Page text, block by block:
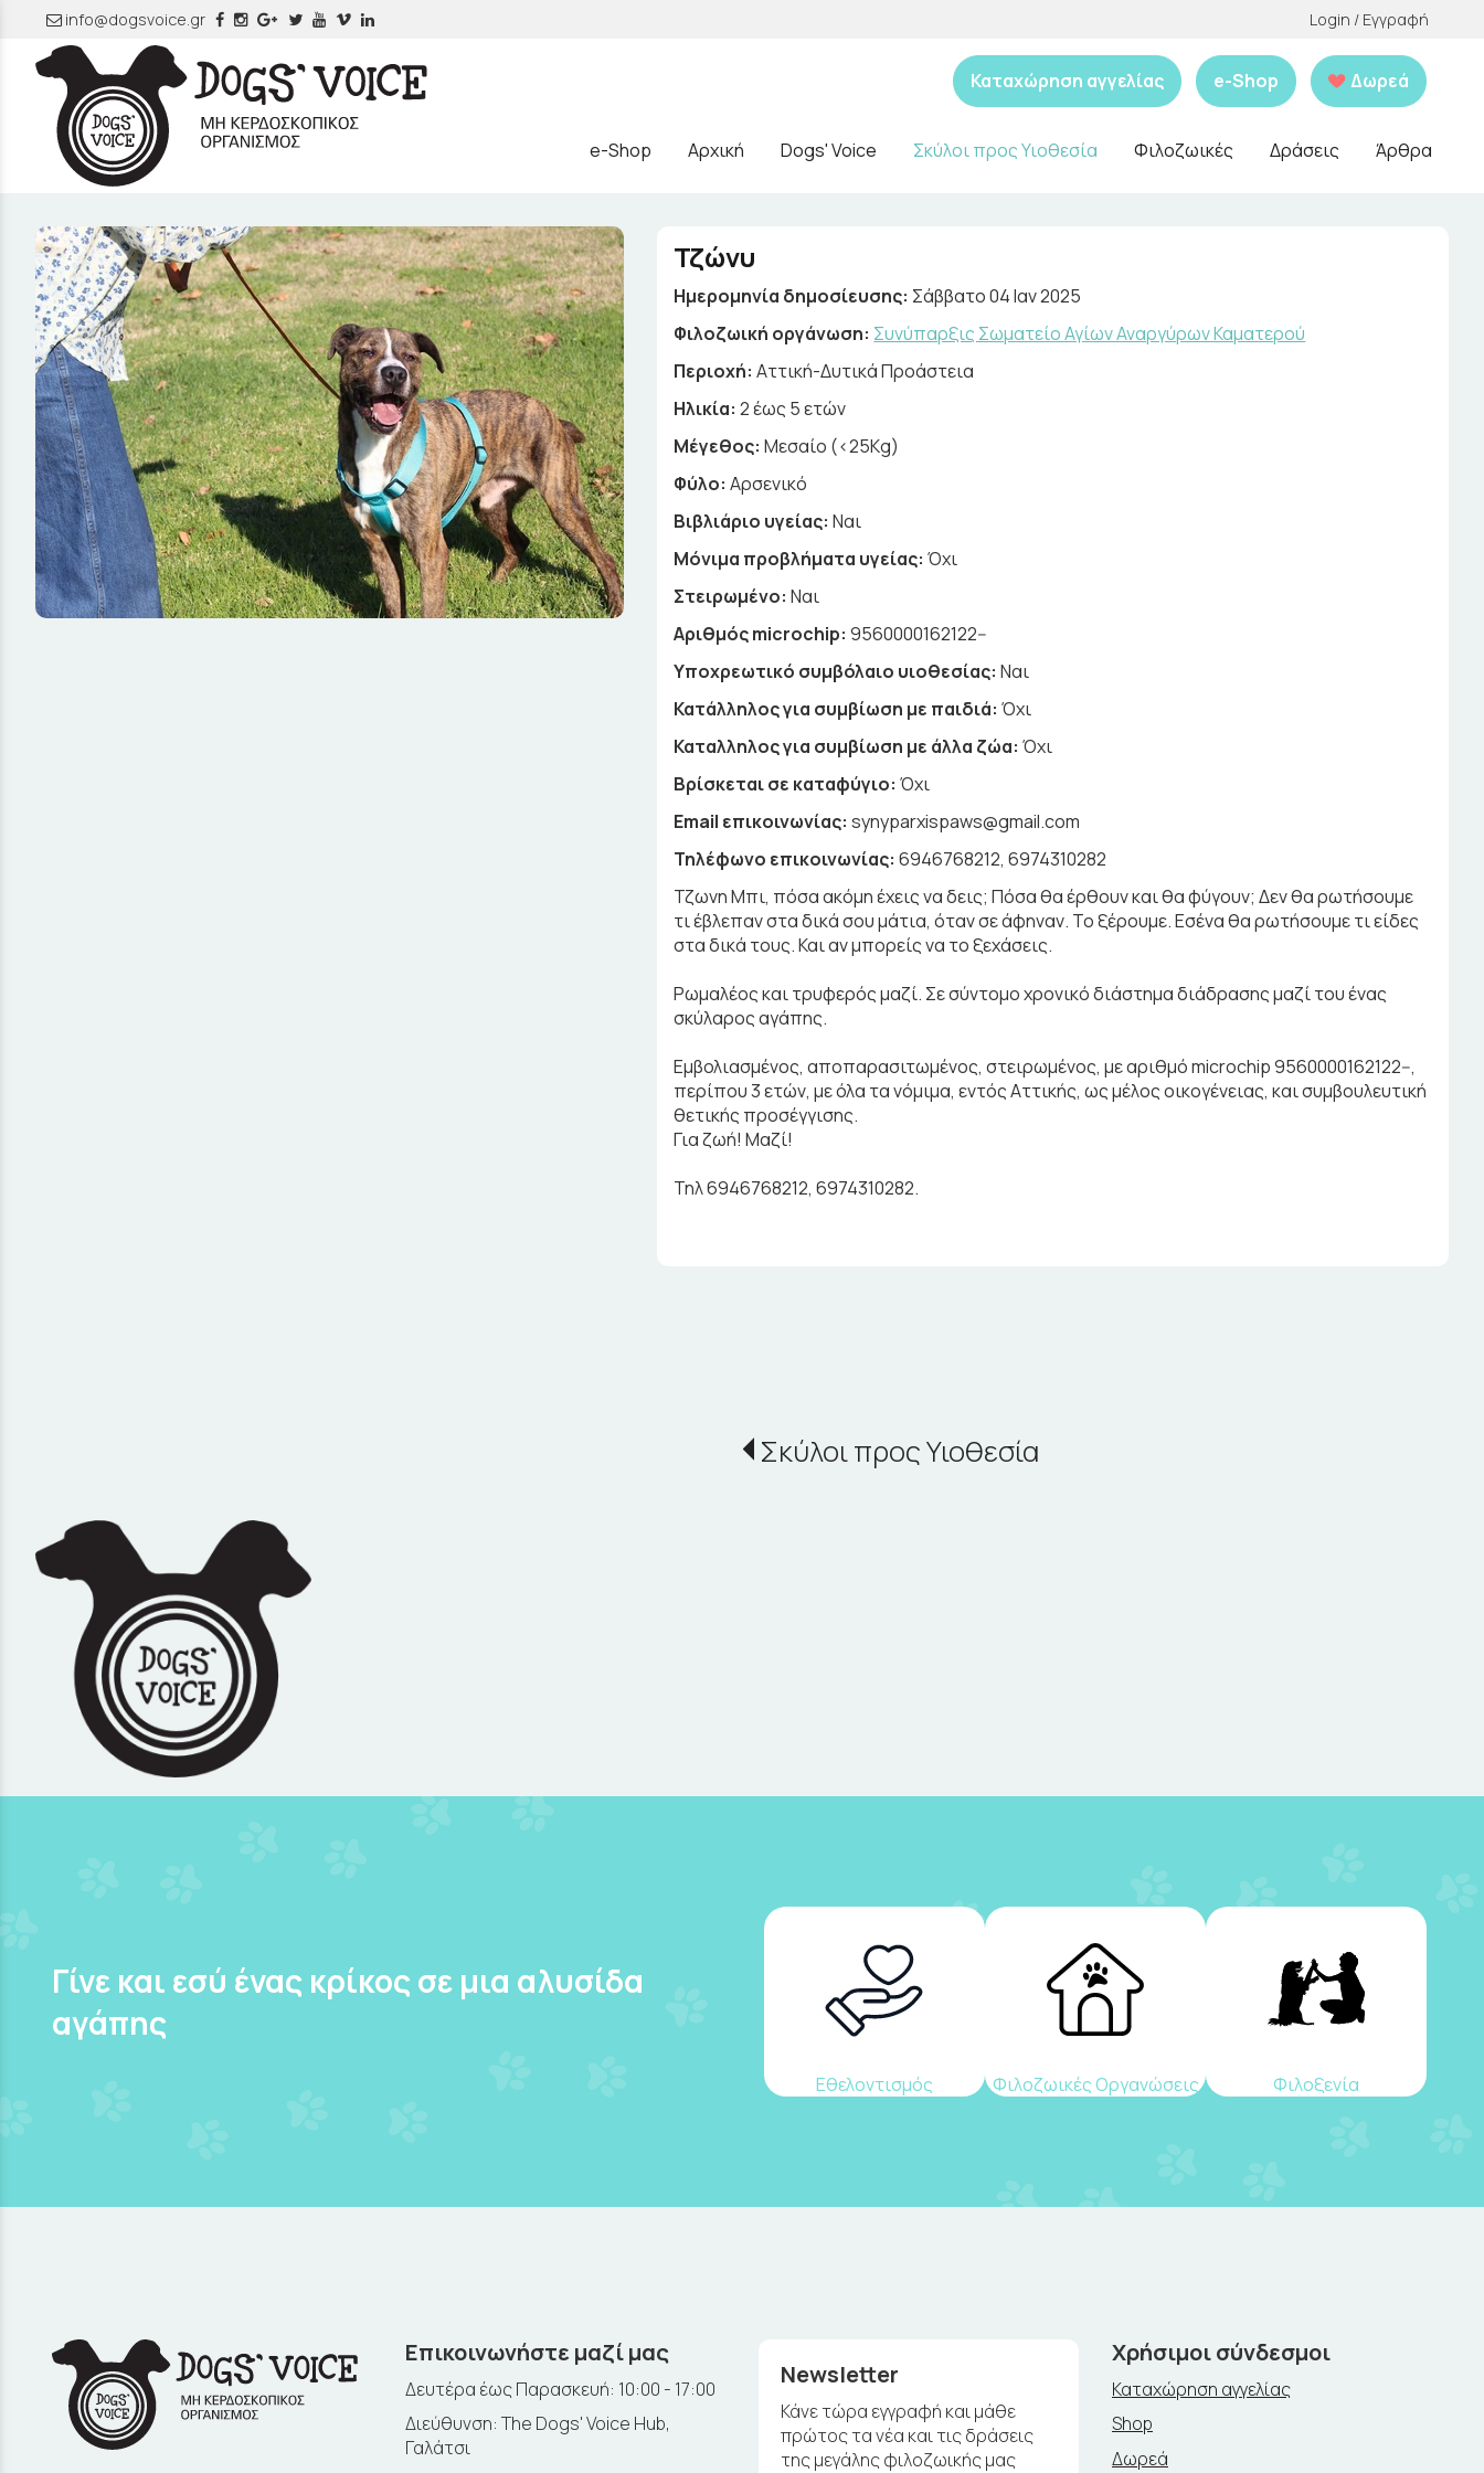
info@dogsvoice.gr Login / Εγγραφή
Καταχώρηση αγγελίας e-Shop Δωρεά
e-Shop Αρχική Dogs' Voice Σκύλοι προς Υιοθεσία Φιλοζωικές Δράσεις Άρθρα
Τζώνυ
Ημερομηνία δημοσίευσης: Σάββατο 04 Ιαν 2025
Φιλοζωική οργάνωση: Συνύπαρξις Σωματείο Αγίων Αναργύρων Καματερού
Περιοχή:Αττική-Δυτικά Προάστεια
Ηλικία:2 έως 5 ετών
Μέγεθος:Μεσαίο (<25Kg)
Φύλο:Αρσενικό
Βιβλιάριο υγείας: Ναι
Μόνιμα προβλήματα υγείας: Όχι
Στειρωμένο: Ναι
Αριθμός microchip: 9560000162122--
Υποχρεωτικό συμβόλαιο υιοθεσίας: Ναι
Κατάλληλος για συμβίωση με παιδιά: Όχι
Καταλληλος για συμβίωση με άλλα ζώα: Όχι
Βρίσκεται σε καταφύγιο: Όχι
Email επικοινωνίας: synyparxispaws@gmail.com
Τηλέφωνο επικοινωνίας: 6946768212, 6974310282
Τζωνη Μπι, πόσα ακόμη έχεις να δεις; Πόσα θα έρθουν και θα φύγουν; Δεν θα ρωτήσουμε
τι έβλεπαν στα δικά σου μάτια, όταν σε άφηναν. Το ξέρουμε. Εσένα θα ρωτήσουμε τι είδες
στα δικά τους. Και αν μπορείς να το ξεχάσεις.
Ρωμαλέος και τρυφερός μαζί. Σε σύντομο χρονικό διάστημα διάδρασης μαζί του ένας
σκύλαρος αγάπης.
Εμβολιασμένος, αποπαρασιτωμένος, στειρωμένος, με αριθμό microchip 9560000162122--,
περίπου 3 ετών, με όλα τα νόμιμα, εντός Αττικής, ως μέλος οικογένειας, και συμβουλευτική
θετικής προσέγγισης.
Για ζωή! Μαζί!
Τηλ 6946768212, 6974310282.
Σκύλοι προς Υιοθεσία
Γίνε και εσύ ένας κρίκος σε μια αλυσίδα
αγάπης
Εθελοντισμός Φιλοζωικές Οργανώσεις Φιλοξενία
Επικοινωνήστε μαζί μας
Δευτέρα έως Παρασκευή: 10:00 - 17:00
Διεύθυνση: The Dogs' Voice Hub,
Γαλάτσι
Newsletter
Κάνε τώρα εγγραφή και μάθε
πρώτος τα νέα και τις δράσεις
της μεγάλης φιλοζωικής μας
Χρήσιμοι σύνδεσμοι
Καταχώρηση αγγελίας
Shop
Δωρεά